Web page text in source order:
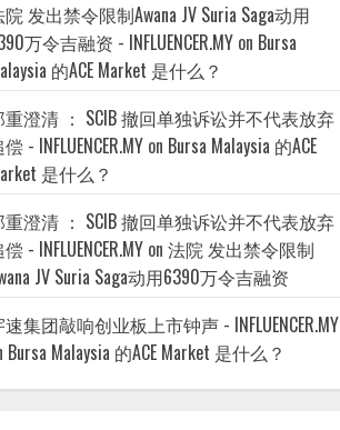
发出禁令限制Awana JV Suria Saga动用
万令吉融资 - INFLUENCER.MY on Bursa
的ACE Market 是什么？
重澄清 ： SCIB 撤回单独诉讼并不代表放弃
- INFLUENCER.MY on Bursa Malaysia 的ACE
是什么？
重澄清 ： SCIB 撤回单独诉讼并不代表放弃
- INFLUENCER.MY on法院 发出禁令限制
JV Suria Saga动用6390万令吉融资
集团敲响创业板上市钟声 - INFLUENCER.MY
Bursa Malaysia 的ACE Market 是什么？